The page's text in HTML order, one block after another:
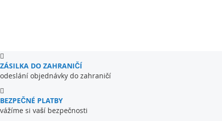
ZÁSILKA DO ZAHRANIČÍ
odeslání objednávky do zahraničí
BEZPEČNÉ PLATBY
vážíme si vaší bezpečnosti